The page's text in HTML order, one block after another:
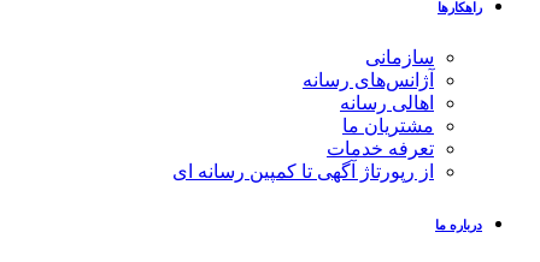
راهکارها
سازمانی
آژانس‌های رسانه
اهالی رسانه
مشتریان ما
تعرفه خدمات
از رپورتاژ آگهی تا کمپین رسانه ای
درباره ما